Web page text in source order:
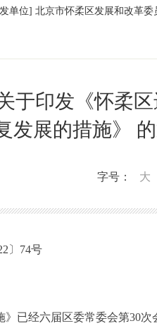
单位] 北京市怀柔区发展和改革委
于印发《怀柔
发展的措施》
字号： 大
〕74号
经六届区委常委会第30次